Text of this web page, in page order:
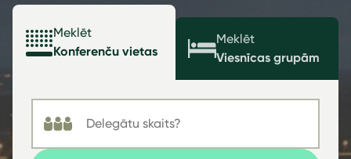
Meklēt
Konferenču vietas
Meklēt
Viesnīcas grupām